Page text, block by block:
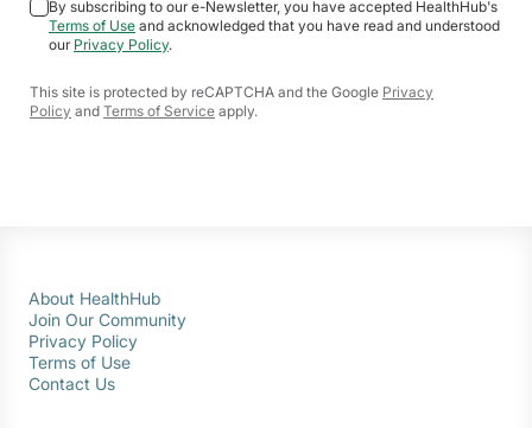
By subscribing to our e-Newsletter, you have accepted HealthHub's
Terms of Use and acknowledged that you have read and understood
our Privacy Policy.
This site is protected by reCAPTCHA and the Google Privacy
Policy and Terms of Service apply.
About HealthHub
Join Our Community
Privacy Policy
Terms of Use
Contact Us